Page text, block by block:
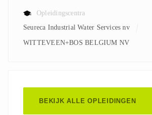
Opleidingscentra
Seureca Industrial Water Services nv
WITTEVEEN+BOS BELGIUM NV
BEKIJK ALLE OPLEIDINGEN